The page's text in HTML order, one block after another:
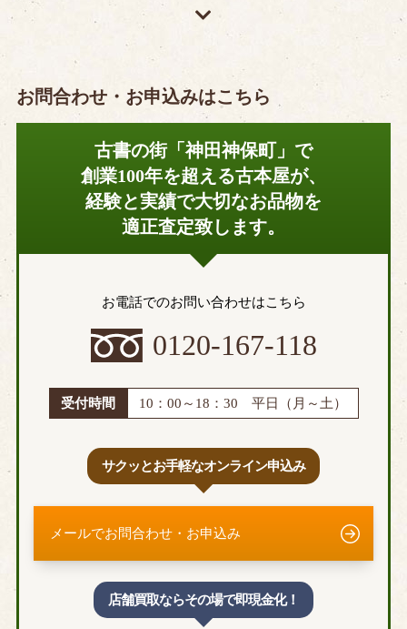
お問合わせ・お申込みはこちら
古書の街「神田神保町」で
創業100年を超える古本屋が、
経験と実績で大切なお品物を
適正査定致します。
お電話でのお問い合わせはこちら
0120-167-118
受付時間 10：00～18：30 平日（月～土）
サクッとお手軽なオンライン申込み
メールでお問合わせ・お申込み
店舗買取ならその場で即現金化！